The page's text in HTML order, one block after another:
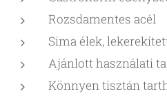
Rozsdamentes acél
Sima élek,
Ajánlott használati
Könnyen tisztán